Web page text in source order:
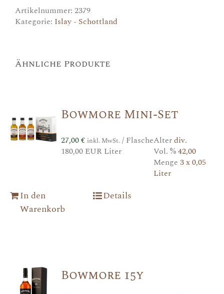
Artikelnummer: 2379
Kategorie: Islay - Schottland
Ähnliche Produkte
Bowmore Mini-Set
27,00€ inkl. MwSt./ Flasche
180,00 EUR Liter
Alterdiv.
Vol. %42,00
Menge 3 x 0,05
Liter
In den
Warenkorb
Details
Bowmore 15y